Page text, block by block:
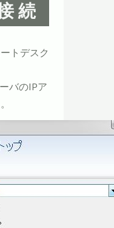
続
トデスク
バのIPア